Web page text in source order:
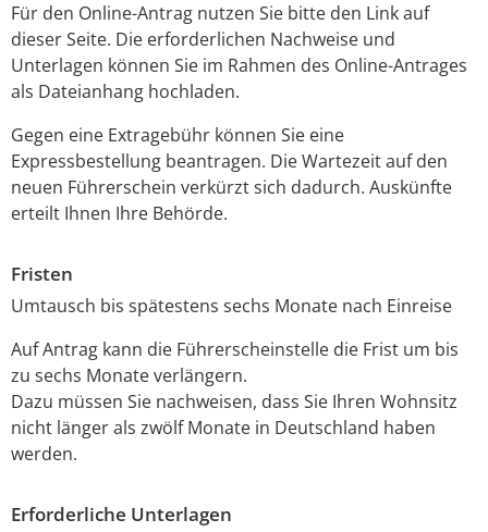
Für den Online-Antrag nutzen Sie bitte den Link auf
dieser Seite. Die erforderlichen Nachweise und
Unterlagen können Sie im Rahmen des Online-Antrages
als Dateianhang hochladen.
Gegen eine Extragebühr können Sie eine
Expressbestellung beantragen. Die Wartezeit auf den
neuen Führerschein verkürzt sich dadurch. Auskünfte
erteilt Ihnen Ihre Behörde.
Fristen
Umtausch bis spätestens sechs Monate nach Einreise
Auf Antrag kann die Führerscheinstelle die Frist um bis
zu sechs Monate verlängern.
Dazu müssen Sie nachweisen, dass Sie Ihren Wohnsitz
nicht länger als zwölf Monate in Deutschland haben
werden.
Erforderliche Unterlagen